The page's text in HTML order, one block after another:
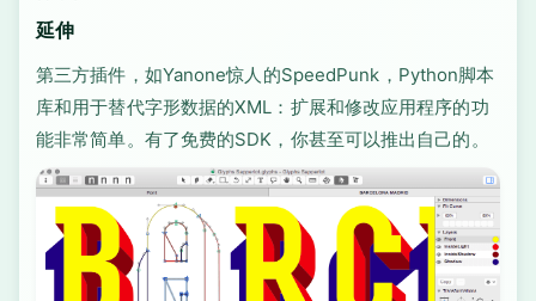
延伸
第三方插件，如Yanone惊人的SpeedPunk，Python脚本
库和用于替代字形数据的XML：扩展和修改应用程序的功
能非常简单。有了免费的SDK，你甚至可以推出自己的。